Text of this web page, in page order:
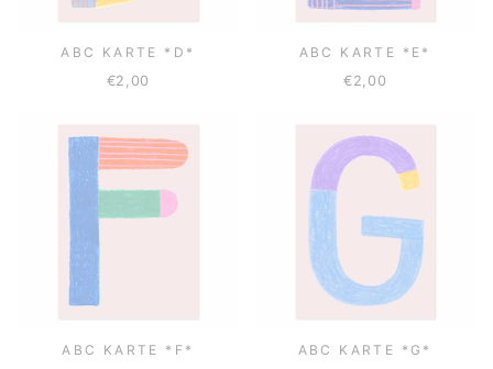
ABC KARTE *D*
€2,00
ABC KARTE *E*
€2,00
ABC KARTE *F*
ABC KARTE *G*